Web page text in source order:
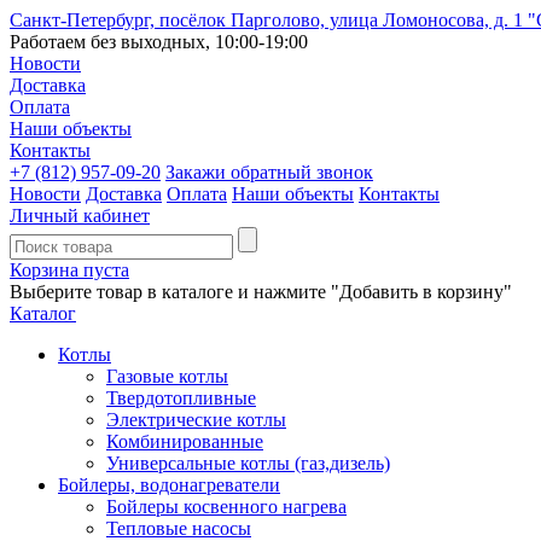
Санкт-Петербург, посёлок Парголово, улица Ломоносова, д. 1
Работаем без выходных, 10:00-19:00
Новости
Доставка
Оплата
Наши объекты
Контакты
+7 (812) 957-09-20 Закажи обратный звонок
Новости Доставка Оплата Наши объекты Контакты
Личный кабинет
Корзина пуста
Выберите товар в каталоге и нажмите "Добавить в корзину"
Каталог
Котлы
Газовые котлы
Твердотопливные
Электрические котлы
Комбинированные
Универсальные котлы (газ,дизель)
Бойлеры, водонагреватели
Бойлеры косвенного нагрева
Тепловые насосы